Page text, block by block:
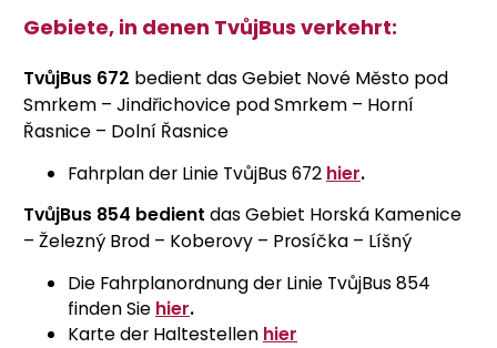
Gebiete, in denen TvůjBus verkehrt:
TvůjBus 672 bedient das Gebiet Nové Město pod
Smrkem – Jindřichovice pod Smrkem – Horní
Řasnice – Dolní Řasnice
Fahrplan der Linie TvůjBus 672 hier.
TvůjBus 854 bedient das Gebiet Horská Kamenice
– Železný Brod – Koberovy – Prosíčka – Líšný
Die Fahrplanordnung der Linie TvůjBus 854
finden Sie hier.
Karte der Haltestellen hier